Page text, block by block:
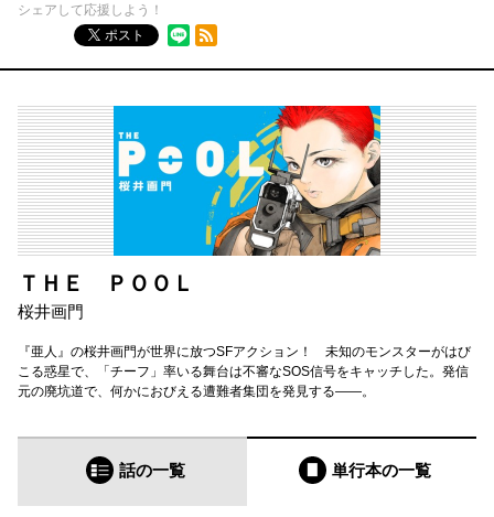
シェアして応援しよう！
ポスト
RSSフィード
ＴＨＥ ＰＯＯＬ
桜井画門
『亜人』の桜井画門が世界に放つSFアクション！ 未知のモンスターがはび
こる惑星で、「チーフ」率いる舞台は不審なSOS信号をキャッチした。発信
元の廃坑道で、何かにおびえる遭難者集団を発見する――。
話の一覧 単行本の一覧